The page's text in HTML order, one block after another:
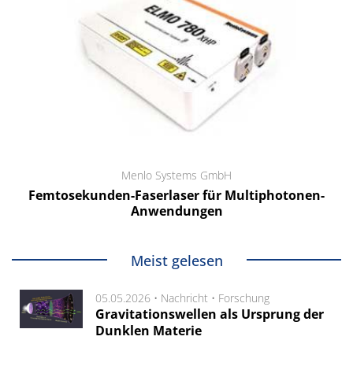
Menlo Systems GmbH
Femtosekunden-Faserlaser für Multiphotonen-
Anwendungen
Meist gelesen
05.05.2026 • Nachricht • Forschung
Gravitationswellen als Ursprung der
Dunklen Materie